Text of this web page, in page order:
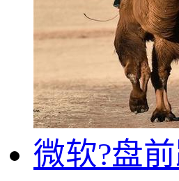
微软?盘